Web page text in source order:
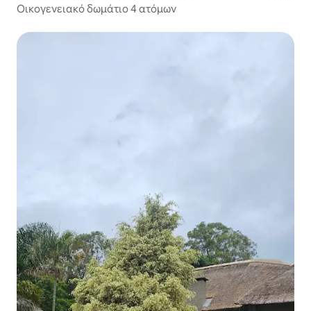
Οικογενειακό δωμάτιο 4 ατόμων